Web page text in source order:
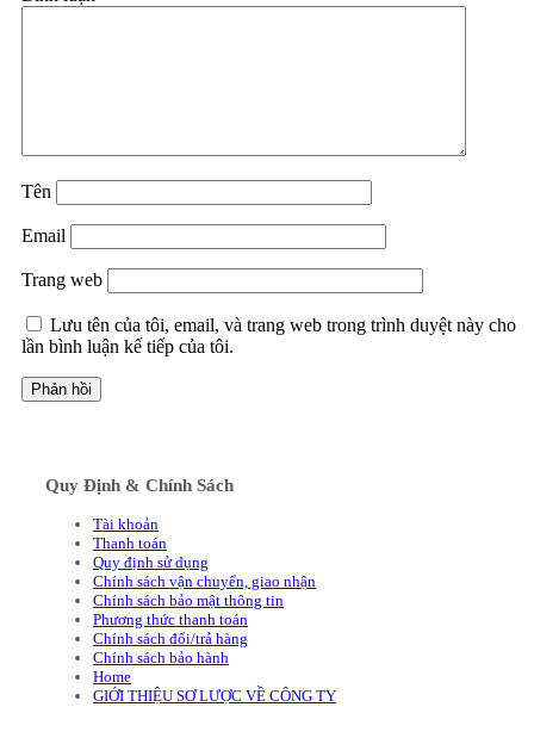
Tên
Email
Trang web
Lưu tên của tôi, email, và trang web trong trình duyệt này cho
lần bình luận kế tiếp của tôi.
Quy Định & Chính Sách
Tài khoản
Thanh toán
Quy định sử dụng
Chính sách vận chuyển, giao nhận
Chính sách bảo mật thông tin
Phương thức thanh toán
Chính sách đổi/trả hàng
Chính sách bảo hành
Home
GIỚI THIỆU SƠ LƯỢC VỀ CÔNG TY